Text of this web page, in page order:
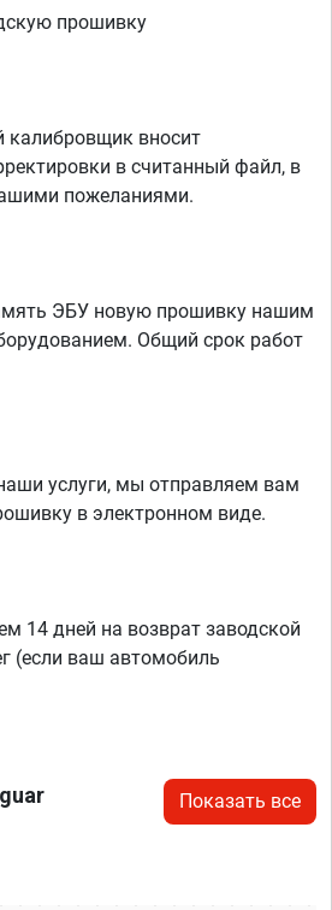
прошивку
вносит
в считанный файл, в
пожеланиями.
ЭБУ новую прошивку нашим
Общий срок работ
услуги, мы отправляем вам
в электронном виде.
14 дней на возврат заводской
(если ваш автомобиль
Показать все